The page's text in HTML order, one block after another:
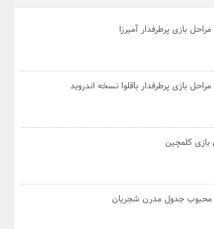
بازی پرطرفدار آمیرزا
بازی پرطرفدار باقلوا نسخه اندروید
بازی کلمچین
محبوب جدول مدرن شجریان